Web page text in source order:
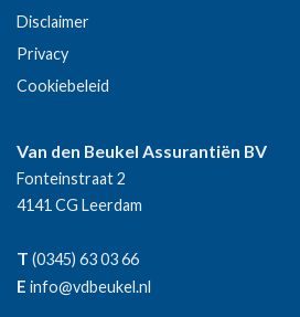
Disclaimer
Privacy
Cookiebeleid
Van den Beukel Assurantiën BV
Fonteinstraat 2
4141 CG Leerdam
T (0345) 63 03 66
E info@vdbeukel.nl